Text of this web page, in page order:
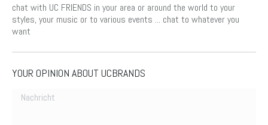
chat with UC FRIENDS in your area or around the world to your
styles, your music or to various events ... chat to whatever you
want
YOUR OPINION ABOUT UCBRANDS
Nachricht